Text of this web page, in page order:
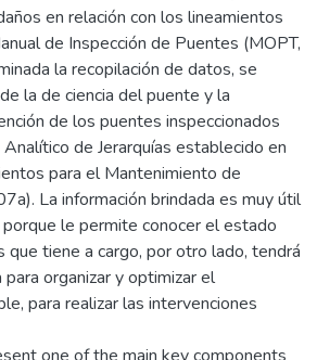
en relación con los lineamientos
de Inspección de Puentes (MOPT,
la recopilación de datos, se
la de ciencia del puente y la
de los puentes inspeccionados
de Jerarquías establecido en
para el Mantenimiento de
La información brindada es muy útil
le permite conocer el estado
que tiene a cargo, por otro lado, tendrá
organizar y optimizar el
para realizar las intervenciones